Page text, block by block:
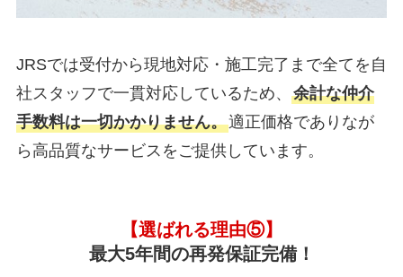
JRSでは受付から現地対応・施工完了まで全てを自
社スタッフで一貫対応しているため、 余計な仲介
手数料は一切かかりません。適正価格でありなが
ら高品質なサービスをご提供しています。
【選ばれる理由⑤】
最大5年間の再発保証完備！